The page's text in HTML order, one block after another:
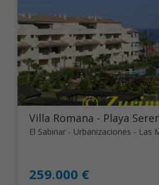
Villa Romana - Playa
259.000 €